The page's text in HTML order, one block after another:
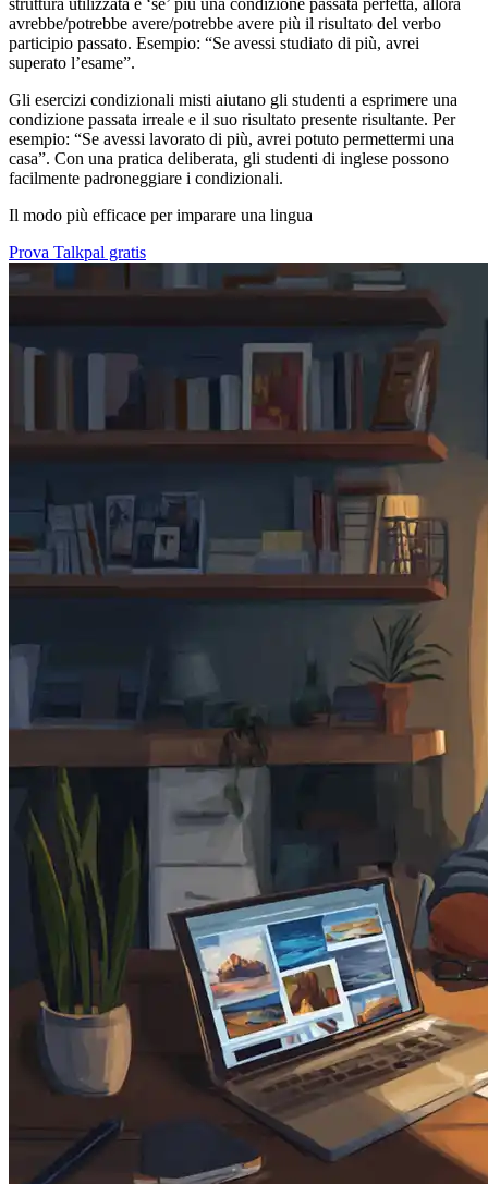
avrebbe/potrebbe avere/potrebbe avere più il risultato del verbo
participio passato. Esempio: “Se avessi studiato di più, avrei
superato l’esame”.
Gli esercizi condizionali misti aiutano gli studenti a esprimere una
condizione passata irreale e il suo risultato presente risultante. Per
esempio: “Se avessi lavorato di più, avrei potuto permettermi una
casa”. Con una pratica deliberata, gli studenti di inglese possono
facilmente padroneggiare i condizionali.
Il modo più efficace per imparare una lingua
Prova Talkpal gratis